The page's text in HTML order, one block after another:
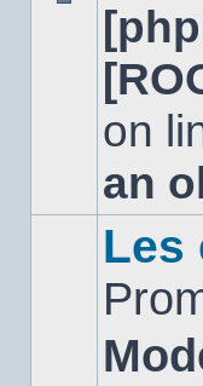
Aucun
message
non
on
an
Les